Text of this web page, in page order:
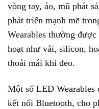
vòng tay, áo, mũ phát
phát triển mạnh mẽ
Wearables thường
hoạt như vải, silicon,
thoải mái khi đeo.
Một số LED Wearables
kết nối Bluetooth, cho